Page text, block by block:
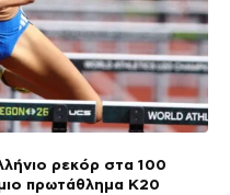
ρεκόρ στα 100
πρωτάθλημα Κ20